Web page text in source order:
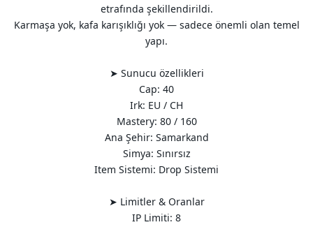
etrafında şekillendirildi.
Karmaşa yok, kafa karışıklığı yok — sadece önemli olan temel
yapı.
➤ Sunucu özellikleri
Cap: 40
Irk: EU / CH
Mastery: 80 / 160
Ana Şehir: Samarkand
Simya: Sınırsız
Item Sistemi: Drop Sistemi
➤ Limitler & Oranlar
IP Limiti: 8